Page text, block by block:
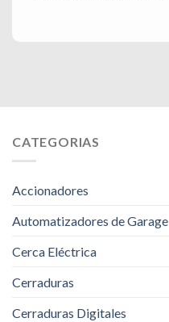
CATEGORIAS
Accionadores
Automatizadores de Garage
Cerca Eléctrica
Cerraduras
Cerraduras Digitales